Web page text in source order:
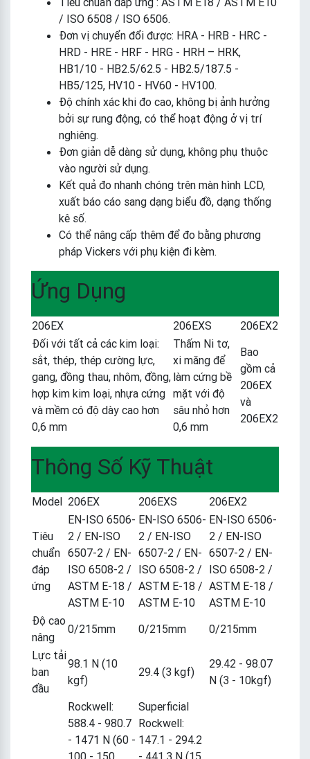
/ ISO 6508 / ISO 6506.
Đơn vị chuyển đổi được: HRA - HRB - HRC -
HRD - HRE - HRF - HRG - HRH – HRK,
HB1/10 - HB2.5/62.5 - HB2.5/187.5 -
HB5/125, HV10 - HV60 - HV100.
Độ chính xác khi đo cao, không bị ảnh hưởng
bởi sự rung động, có thể hoạt động ở vị trí
nghiêng.
Đơn giản dễ dàng sử dụng, không phụ thuộc
vào người sử dụng.
Kết quả đo nhanh chóng trên màn hình LCD,
xuất báo cáo sang dạng biểu đồ, dạng thống
kê số.
Có thể nâng cấp thêm để đo bằng phương
pháp Vickers với phụ kiện đi kèm.
Ứng Dụng
206EX 206EXS
206EX2
Đối với tất cả các kim loại:
sắt, thép, thép cường lực,
gang, đồng thau, nhôm, đồng,
hợp kim kim loại, nhựa cứng
và mềm có độ dày cao hơn
0,6 mm
Thấm Ni tơ,
xi măng để
làm cứng bề
mặt với độ
sâu nhỏ hơn
0,6 mm
Bao
gồm cả
206EX
và
206EX2
Thông Số Kỹ Thuật
Model 206EX 206EXS 206EX2
Tiêu
chuẩn
đáp
ứng
EN-ISO 6506-
2 / EN-ISO
6507-2 / EN-
ISO 6508-2 /
ASTM E-18 /
ASTM E-10
EN-ISO 6506-
2 / EN-ISO
6507-2 / EN-
ISO 6508-2 /
ASTM E-18 /
ASTM E-10
EN-ISO 6506-
2 / EN-ISO
6507-2 / EN-
ISO 6508-2 /
ASTM E-18 /
ASTM E-10
Độ cao
nâng
0/215mm 0/215mm
0/215mm
Lực tải
ban
đầu
98.1 N (10
kgf)
29.4 (3 kgf)
29.42 - 98.07
N (3 - 10kgf)
Rockwell:
588.4 - 980.7
- 1471 N (60 -
100 - 150
Superficial
Rockwell:
147.1 - 294.2
- 441.3 N (15